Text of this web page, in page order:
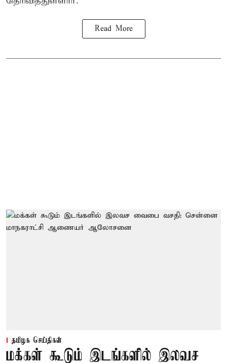
Read More
தமிழக செய்திகள்
மக்கள் கூடும் இடங்களில் இலவச